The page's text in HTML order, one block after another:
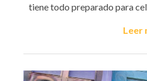
tiene todo preparado para
Leer